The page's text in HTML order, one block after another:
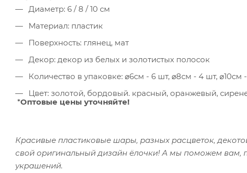
Диаметр: 6 / 8 / 10 см
Материал: пластик
Поверхность: глянец, мат
Декор: декор из белых и золотистых полосок
Количество в упаковке: ⌀6см - 6 шт, ⌀8см - 4 шт, ⌀10см
Цвет: золотой, бордовый. красный, оранжевый,
*Оптовые цены уточняйте!
Красивые пластиковые шары, разных расцветок,
свой оригинальный дизайн ёлочки! А мы поможем вам,
украшений.